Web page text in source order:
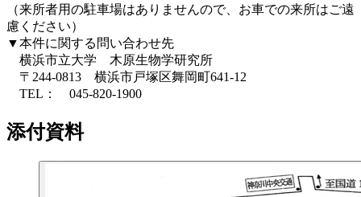
（来所者用の駐車場はありませんので、お車での来所はご遠
慮ください）
▼本件に関する問い合わせ先
横浜市立大学 木原生物学研究所
〒244-0813 横浜市戸塚区舞岡町641-12
TEL： 045-820-1900
添付資料